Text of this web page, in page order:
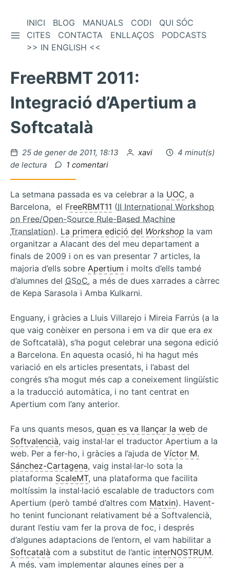
contingut
BARRA LATERAL
INICI BLOG MANUALS CODI
QUI SÓC
CITES
CONTACTA ENLLAÇOS
PODCASTS
>> IN ENGLISH <<
FreeRBMT 2011:
Integració d’Apertium a
Softcatalà
Publicat
el
25 de gener de 2011, 18:13 per
xavi
4 minut(s)
de lectura
1 comentaria
Integració
d’Apertium
a
Softcatalà
La setmana passada es va celebrar a la UOC, a
Barcelona, el FreeRBMT11 (II International Workshop
on Free/Open-Source Rule-Based Machine
Translation). La primera edició del Workshop la vam
organitzar a Alacant des del meu departament a
finals de 2009 i on es van presentar 7 articles, la
majoria d’ells sobre Apertium i molts d’ells també
d’alumnes del GSoC, a més de dues xarrades a càrrec
de Kepa Sarasola i Amba Kulkarni.
Enguany, i gràcies a Lluis Villarejo i Mireia Farrús (a la
que vaig conèixer en persona i em va dir que era ex
de Softcatalà), s’ha pogut celebrar una segona edició
a Barcelona. En aquesta ocasió, hi ha hagut més
variació en els articles presentats, i l’abast del
congrés s’ha mogut més cap a coneixement lingüístic
a la traducció automàtica, i no tant centrat en
Apertium com l’any anterior.
Fa uns quants mesos, quan es va llançar la web de
Softvalencià, vaig instal·lar el traductor Apertium a la
web. Per a fer-ho, i gràcies a l’ajuda de Víctor M.
Sánchez-Cartagena, vaig instal·lar-lo sota la
plataforma ScaleMT, una plataforma que facilita
moltíssim la instal·lació escalable de traductors com
Apertium (però també d’altres com Matxin). Havent-
ho tenint funcionant relativament bé a Softvalencià,
durant l’estiu vam fer la prova de foc, i després
d’algunes adaptacions de l’entorn, el vam habilitar a
Softcatalà com a substitut de l’antic interNOSTRUM.
A més, vam implementar algunes eines per a